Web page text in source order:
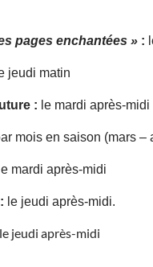
pages enchantées » :
jeudi matin
: le mardi après-
mois en saison (mars
le mardi après-midi
le jeudi après-midi.
jeudi après-midi